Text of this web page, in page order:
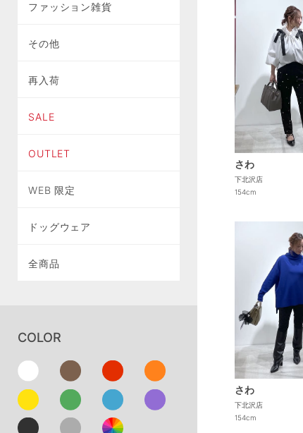
ファッション雑貨
その他
再入荷
SALE
OUTLET
WEB 限定
ドッグウェア
全商品
COLOR
さわ
下北沢店
154cm
さわ
下北沢店
154cm